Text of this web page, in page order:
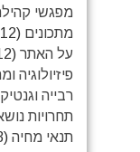
מפגשי
מתכונים (12)
על האתר (12)
פיזיולוגיה
רבייה
תחרויות
תנאי מחיה (13)